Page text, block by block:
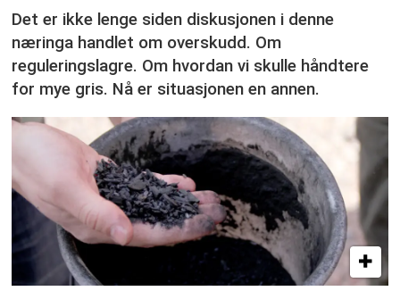
Det er ikke lenge siden diskusjonen i denne
næringa handlet om overskudd. Om
reguleringslagre. Om hvordan vi skulle håndtere
for mye gris. Nå er situasjonen en annen.